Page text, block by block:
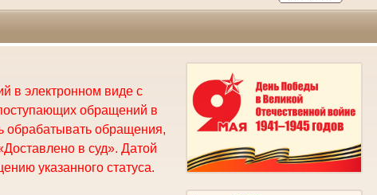
в электронном виде с
обращений в
обрабатывать обращения,
в суд». Датой
указанного статуса.